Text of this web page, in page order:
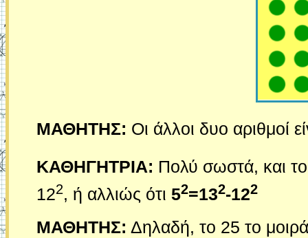
ΜΑΘΗΤΗΣ: Οι άλλοι δυο αριθμοί
ΚΑΘΗΓΗΤΡΙΑ: Πολύ σωστά, και
122, ή αλλιώς ότι 52=132-122
ΜΑΘΗΤΗΣ: Δηλαδή, το 25 το